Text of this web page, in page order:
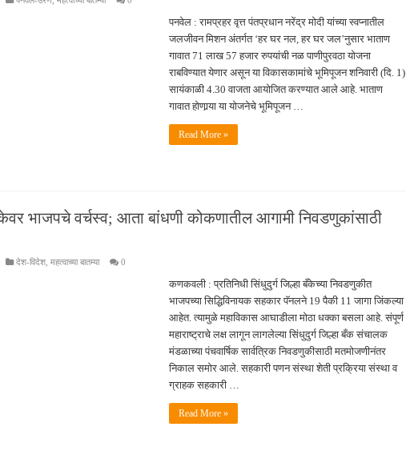
भगत शिक्षण प्रसारक संस्थेच्या मुख्य प्रशासकीय कार्यालयासह भव्य मूट कोर्टचे बुधवारी उद्घाटन
येथील जि.प. शाळेच्या नूतन इमारतीचे लोकनेते रामशेठ ठाकूर यांच्या उद्घाटन
पनवेल : रामप्रहर वृत्त पंतप्रधान नरेंद्र मोदी यांच्या स्वप्नातील
जलजीवन मिशन अंतर्गत ‘हर घर नल, हर घर जल’नुसार भाताण
गावात 71 लाख 57 हजार रुपयांची नळ पाणीपुरवठा योजना
राबविण्यात येणार असून या विकासकामांचे भूमिपूजन शनिवारी (दि. 1)
सायंकाळी 4.30 वाजता आयोजित करण्यात आले आहे. भाताण
गावात होणार्‍या या योजनेचे भूमिपूजन …
Read More »
भाजपचे वर्चस्व; आता बांधणी कोकणातील आगामी निवडणुकांसाठी
देश-विदेश महत्वाच्या बातम्या 0
कणकवली : प्रतिनिधी सिंधुदुर्ग जिल्हा बँकेच्या निवडणुकीत
भाजपच्या सिद्धिविनायक सहकार पॅनलने 19 पैकी 11 जागा जिंकल्या
आहेत. त्यामुळे महाविकास आघाडीला मोठा धक्का बसला आहे. संपूर्ण
महाराष्ट्राचे लक्ष लागून लागलेल्या सिंधुदुर्ग जिल्हा बँक संचालक
मंडळाच्या पंचवार्षिक सार्वत्रिक निवडणुकीसाठी मतमोजणीनंतर
निकाल समोर आले. सहकारी पणन संस्था शेती प्रक्रिया संस्था व
ग्राहक सहकारी …
Read More »